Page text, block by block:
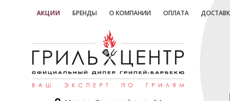
АКЦИИ БРЕНДЫ О КОМПАНИИ ОПЛАТА